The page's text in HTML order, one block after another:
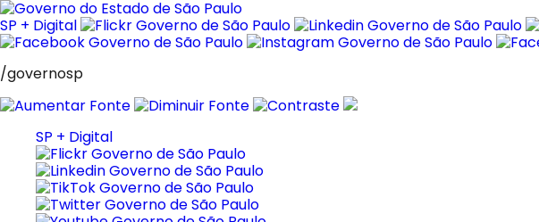
Pular
para
o
SP + Digital
/governosp
SP + Digital